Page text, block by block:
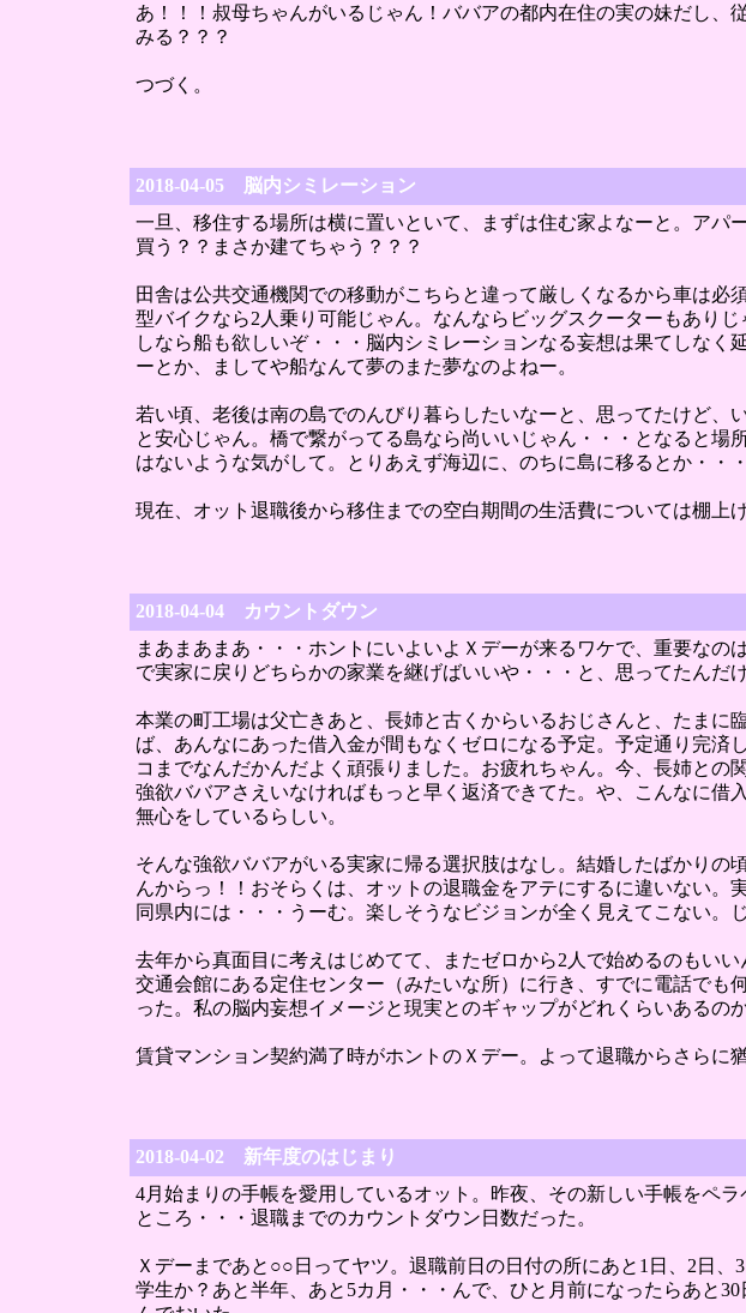
あ！！！叔母ちゃんがいるじゃん！ババアの都内在住の実の妹だし
みる？？？
つづく。
2018-04-05 脳内シミレーション
一旦、移住する場所は横に置いといて、まずは住む家よなーと。アパ
買う？？まさか建てちゃう？？？
田舎は公共交通機関での移動がこちらと違って厳しくなるから車は
型バイクなら2人乗り可能じゃん。なんならビッグスクーターもあり
しなら船も欲しいぞ・・・脳内シミレーションなる妄想は果てしな
ーとか、ましてや船なんて夢のまた夢なのよねー。
若い頃、老後は南の島でのんびり暮らしたいなーと、思ってたけど
と安心じゃん。橋で繋がってる島なら尚いいじゃん・・・となると
はないような気がして。とりあえず海辺に、のちに島に移るとか・・
現在、オット退職後から移住までの空白期間の生活費については棚上
2018-04-04 カウントダウン
まあまあまあ・・・ホントにいよいよＸデーが来るワケで、重要な
で実家に戻りどちらかの家業を継げばいいや・・・と、思ってたんだ
本業の町工場は父亡きあと、長姉と古くからいるおじさんと、たま
ば、あんなにあった借入金が間もなくゼロになる予定。予定通り完
コまでなんだかんだよく頑張りました。お疲れちゃん。今、長姉と
強欲ババアさえいなければもっと早く返済できてた。や、こんなに
無心をしているらしい。
そんな強欲ババアがいる実家に帰る選択肢はなし。結婚したばかり
んからっ！！おそらくは、オットの退職金をアテにするに違いない。
同県内には・・・うーむ。楽しそうなビジョンが全く見えてこない。
去年から真面目に考えはじめてて、またゼロから2人で始めるのもい
交通会館にある定住センター（みたいな所）に行き、すでに電話で
った。私の脳内妄想イメージと現実とのギャップがどれくらいあるの
賃貸マンション契約満了時がホントのＸデー。よって退職からさらに猶
2018-04-02 新年度のはじまり
4月始まりの手帳を愛用しているオット。昨夜、その新しい手帳をペ
ところ・・・退職までのカウントダウン日数だった。
Ｘデーまであと○○日ってヤツ。退職前日の日付の所にあと1日、2日
学生か？あと半年、あと5カ月・・・んで、ひと月前になったらあと